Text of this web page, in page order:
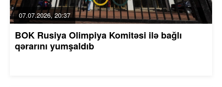
07.07.2026, 20:37
BOK Rusiya Olimpiya Komitəsi ilə bağlı
qərarını yumşaldıb